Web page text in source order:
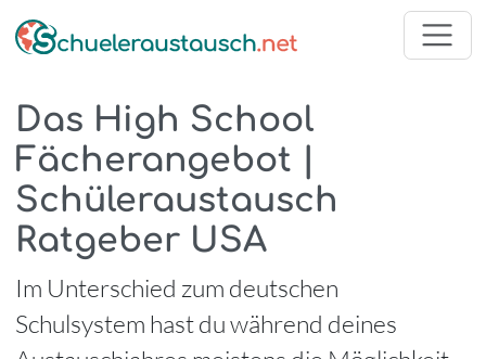
Das High School
Fächerangebot |
Schüleraustausch
Ratgeber USA
Im Unterschied zum deutschen
Schulsystem hast du während deines